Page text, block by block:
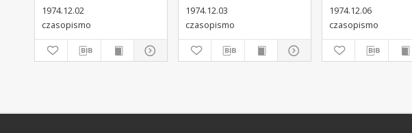
1974.12.02
czasopismo
1974.12.03
czasopismo
1974.12.06
czasopismo